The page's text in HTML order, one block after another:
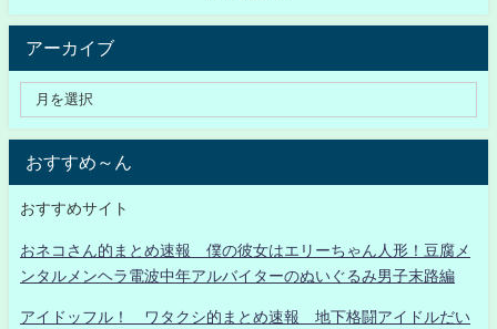
アーカイブ
おすすめ～ん
おすすめサイト
おネコさん的まとめ速報 僕の彼女はエリーちゃん人形！豆腐メ
ンタルメンヘラ電波中年アルバイターのぬいぐるみ男子末路編
アイドッフル！ ワタクシ的まとめ速報 地下格闘アイドルだい